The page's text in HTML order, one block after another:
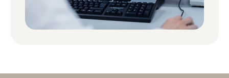
Пользовательское соглашение
Согласие на получение
Медицинская лицензия